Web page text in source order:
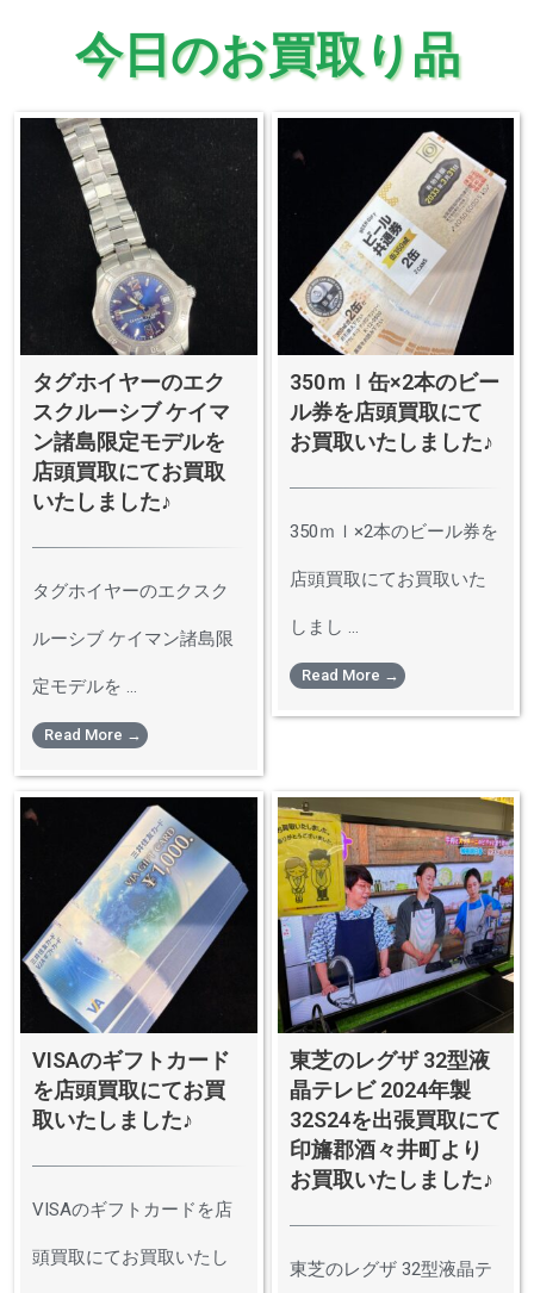
今日のお買取り品
タグホイヤーのエク
スクルーシブ ケイマ
ン諸島限定モデルを
店頭買取にてお買取
いたしました♪
タグホイヤーのエクスク
ルーシブ ケイマン諸島限
定モデルを ...
Read More →
350ｍｌ缶×2本のビー
ル券を店頭買取にて
お買取いたしました♪
350ｍｌ×2本のビール券を
店頭買取にてお買取いた
しまし ...
Read More →
VISAのギフトカード
を店頭買取にてお買
取いたしました♪
VISAのギフトカードを店
頭買取にてお買取いたし
東芝のレグザ 32型液
晶テレビ 2024年製
32S24を出張買取にて
印旛郡酒々井町より
お買取いたしました♪
東芝のレグザ 32型液晶テ